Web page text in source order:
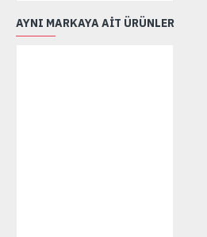
AYNI MARKAYA AIT ÜRÜNLER